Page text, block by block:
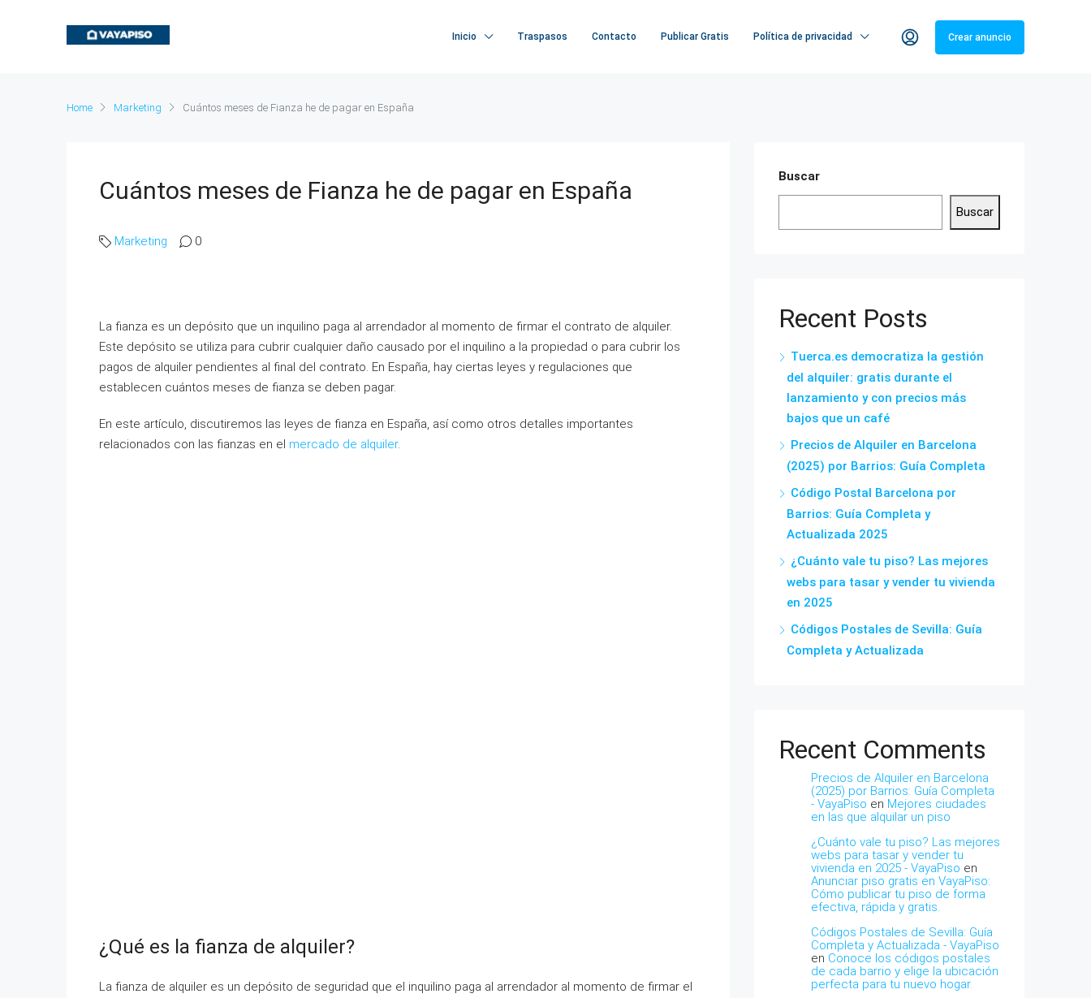
Inicio Traspasos Contacto Publicar Gratis Política de privacidad Crear anuncio
Home Marketing Cuántos meses de Fianza he de pagar en España
Cuántos meses de Fianza he de pagar en España
Marketing 0
La fianza es un depósito que un inquilino paga al arrendador al momento de firmar el contrato de alquiler.
Este depósito se utiliza para cubrir cualquier daño causado por el inquilino a la propiedad o para cubrir los
pagos de alquiler pendientes al final del contrato. En España, hay ciertas leyes y regulaciones que
establecen cuántos meses de fianza se deben pagar.
En este artículo, discutiremos las leyes de fianza en España, así como otros detalles importantes
relacionados con las fianzas en el mercado de alquiler.
¿Qué es la fianza de alquiler?
La fianza de alquiler es un depósito de seguridad que el inquilino paga al arrendador al momento de firmar el
Buscar
Buscar
Recent Posts
Tuerca.es democratiza la gestión
del alquiler: gratis durante el
lanzamiento y con precios más
bajos que un café
Precios de Alquiler en Barcelona
(2025) por Barrios: Guía Completa
Código Postal Barcelona por
Barrios: Guía Completa y
Actualizada 2025
¿Cuánto vale tu piso? Las mejores
webs para tasar y vender tu vivienda
en 2025
Códigos Postales de Sevilla: Guía
Completa y Actualizada
Recent Comments
Precios de Alquiler en Barcelona
(2025) por Barrios: Guía Completa
- VayaPiso en Mejores ciudades
en las que alquilar un piso
¿Cuánto vale tu piso? Las mejores
webs para tasar y vender tu
vivienda en 2025 - VayaPiso en
Anunciar piso gratis en VayaPiso:
Cómo publicar tu piso de forma
efectiva, rápida y gratis.
Códigos Postales de Sevilla: Guía
Completa y Actualizada - VayaPiso
en Conoce los códigos postales
de cada barrio y elige la ubicación
perfecta para tu nuevo hogar.